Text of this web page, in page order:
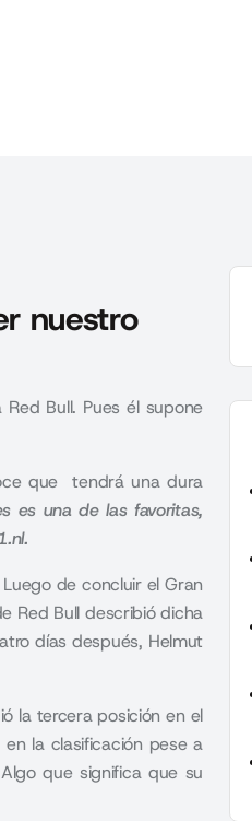
nuestro
Bull. Pues él supone
que tendrá una dura
es una de las favoritas,
de concluir el Gran
Red Bull describió dicha
días después, Helmut
la tercera posición en el
la clasificación pese a
que significa que su